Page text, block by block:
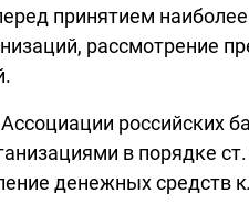
принятием
рассмотрение
российских
в порядке
денежных средств